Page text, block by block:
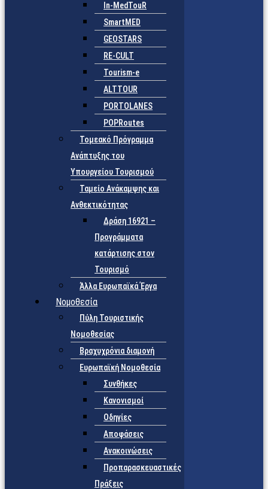
In-MedTouR
SmartMED
GEOSTARS
RE-CULT
Tourism-e
ALTTOUR
PORTOLANES
POPRoutes
Τομεακό Πρόγραμμα
Ανάπτυξης του
Υπουργείου Τουρισμού
Ταμείο Ανάκαμψης και
Ανθεκτικότητας
Δράση 16921 –
Προγράμματα
κατάρτισης στον
Τουρισμό
Άλλα Ευρωπαϊκά Έργα
Νομοθεσία
Πύλη Τουριστικής
Νομοθεσίας
Βραχυχρόνια διαμονή
Ευρωπαϊκή Νομοθεσία
Συνθήκες
Κανονισμοί
Οδηγίες
Αποφάσεις
Ανακοινώσεις
Προπαρασκευαστικές
Πράξεις